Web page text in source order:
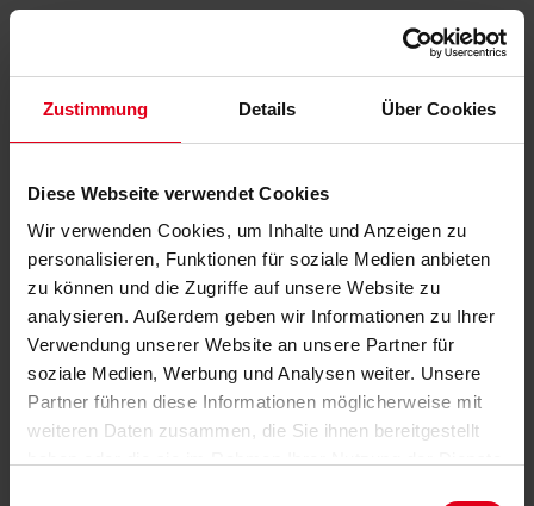
Zustimmung Details Über Cookies
Diese Webseite verwendet Cookies
Wir verwenden Cookies, um Inhalte und Anzeigen zu
personalisieren, Funktionen für soziale Medien anbieten
zu können und die Zugriffe auf unsere Website zu
analysieren. Außerdem geben wir Informationen zu Ihrer
Verwendung unserer Website an unsere Partner für
soziale Medien, Werbung und Analysen weiter. Unsere
Partner führen diese Informationen möglicherweise mit
weiteren Daten zusammen, die Sie ihnen bereitgestellt